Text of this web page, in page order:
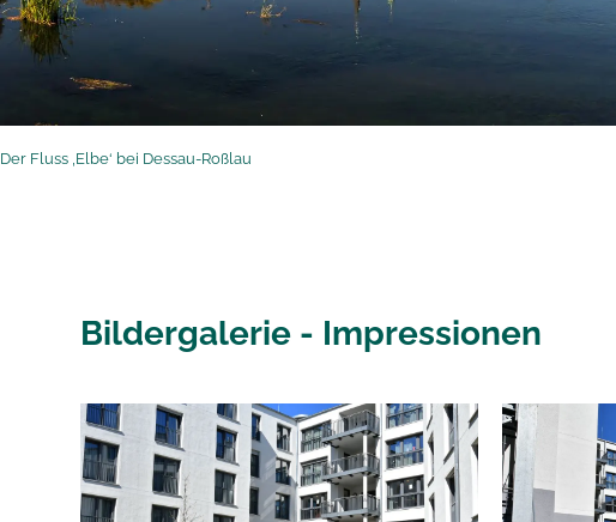
Der Fluss ‚Elbe‘ bei Dessau-Roßlau
Bildergalerie - Impressionen